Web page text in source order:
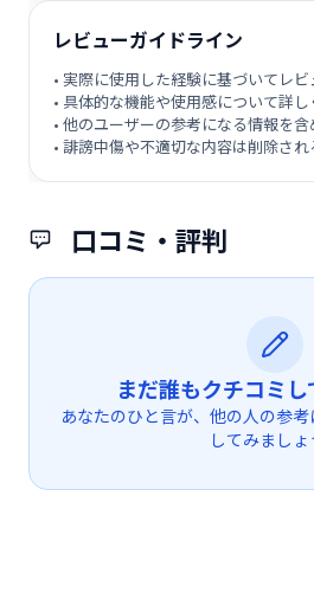
口コミ・評判
まだ誰もクチコミし
あなたのひと言が、他の人の参
してみましょ
レビューガイドライン
• 実際に使用した経験に基づいてレ
• 具体的な機能や使用感について詳
• 他のユーザーの参考になる情報を
• 誹謗中傷や不適切な内容は削除さ